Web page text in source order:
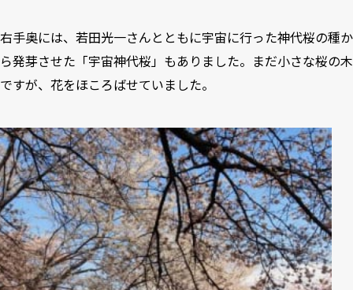
右手奥には、若田光一さんとともに宇宙に行った神代桜の種か
ら発芽させた「宇宙神代桜」もありました。まだ小さな桜の木
ですが、花をほころばせていました。